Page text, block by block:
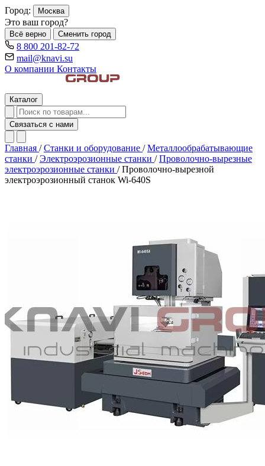
Город: Москва
Это ваш город?
Всё верно Сменить город
8 800 201-82-72
mail@knavi.su
О компании Контакты
Каталог
Связаться с нами
Главная / Станки и оборудование / Металлообрабатывающие
станки / Электроэрозионные станки / Проволочно-вырезные
электроэрозионные станки / Проволочно-вырезной
электроэрозионный станок Wi-640S